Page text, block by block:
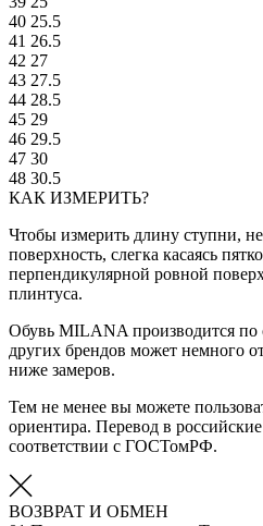
40 25.5
41 26.5
42 27
43 27.5
44 28.5
45 29
46 29.5
47 30
48 30.5
КАК ИЗМЕРИТЬ?
Чтобы измерить длину ступни,
поверхность, слегка касаясь
перпендикулярной ровной
плинтуса.
Обувь MILANA производится
других брендов может немного
ниже замеров.
Тем не менее вы можете
ориентира. Перевод в
соответствии с ГОСТомРФ.
ВОЗВРАТ И ОБМЕН